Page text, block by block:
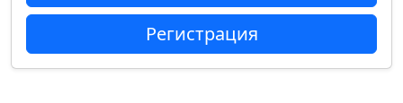
Регистрация